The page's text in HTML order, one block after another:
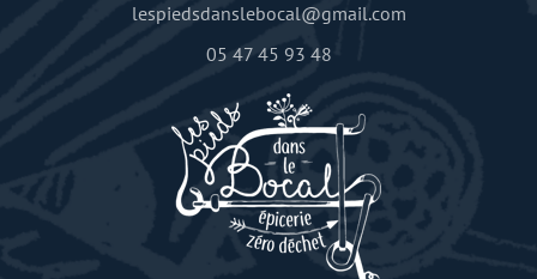
lespiedsdanslebocal@gmail.com
05 47 45 93 48